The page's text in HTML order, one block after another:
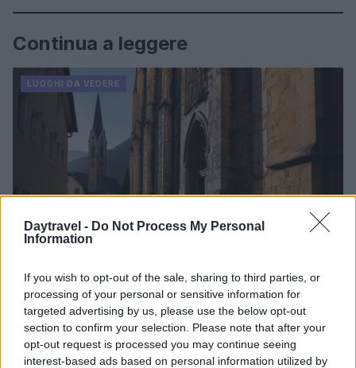
Daytravel - Do Not Process My Personal
Information
If you wish to opt-out of the sale, sharing to third parties, or
processing of your personal or sensitive information for
targeted advertising by us, please use the below opt-out
section to confirm your selection. Please note that after your
opt-out request is processed you may continue seeing
interest-based ads based on personal information utilized by
Continua a leggere
LUOGHI DA VEDERE
Scopri Bressanone, la città più antica del Tirolo e la
sua affascinante storia
Alessandro Tassinari · 8 Ago 2026